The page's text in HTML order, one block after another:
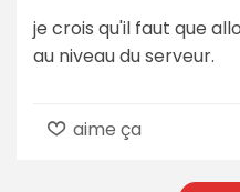
je crois qu'il faut que
au niveau du serveur.
aime ça